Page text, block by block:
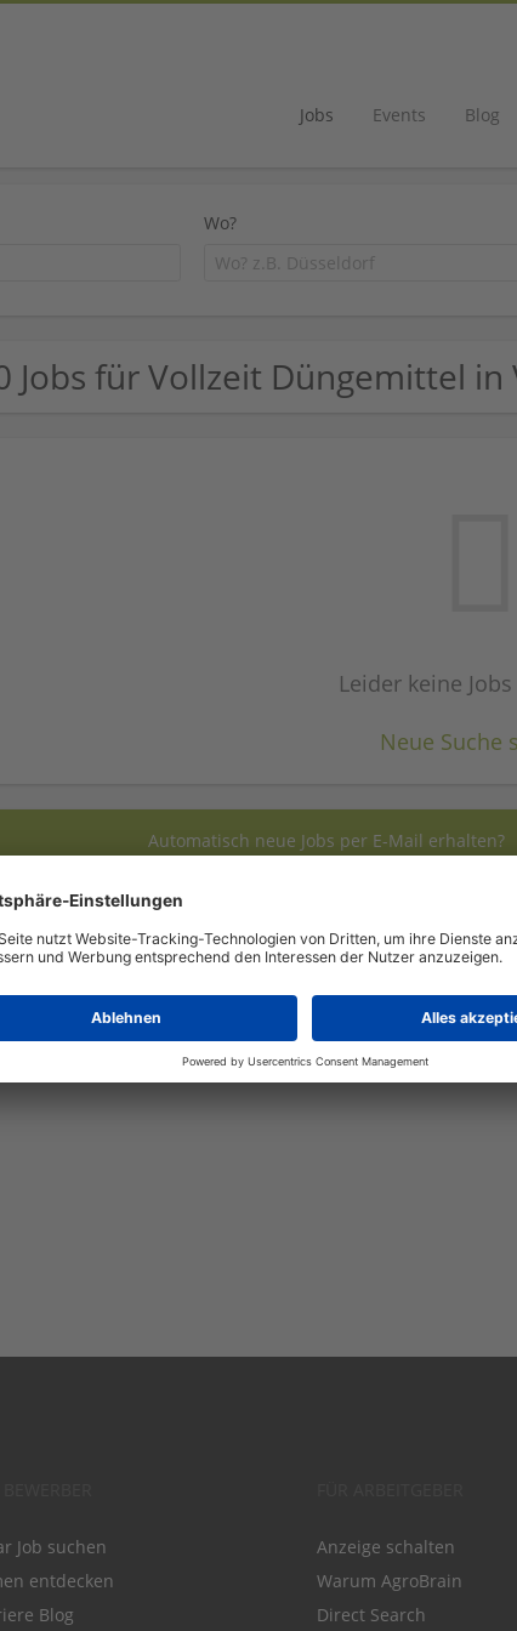
Jobs Events Blog
Wo?
Jobs für Vollzeit Düngemittel in
Leider keine
Neue Suche
Automatisch neue Jobs per E-Mail erhalten?
Job suchen
entdecken
Blog
Anzeige schalten
Warum AgroBrain
Direct Search